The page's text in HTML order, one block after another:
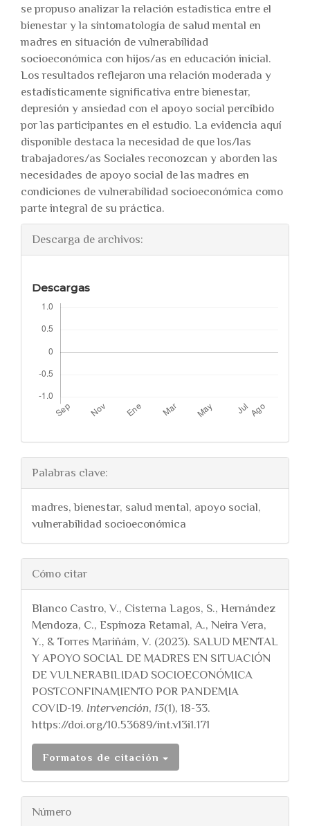
se propuso analizar la relación estadística entre el
bienestar y la sintomatología de salud mental en
madres en situación de vulnerabilidad
socioeconómica con hijos/as en educación inicial.
Los resultados reflejaron una relación moderada y
estadísticamente significativa entre bienestar,
depresión y ansiedad con el apoyo social percibido
por las participantes en el estudio. La evidencia aquí
disponible destaca la necesidad de que los/las
trabajadores/as Sociales reconozcan y aborden las
necesidades de apoyo social de las madres en
condiciones de vulnerabilidad socioeconómica como
parte integral de su práctica.
Descarga de archivos:
Descargas
Palabras clave:
madres, bienestar, salud mental, apoyo social,
vulnerabilidad socioeconómica
Cómo citar
Blanco Castro, V., Cisterna Lagos, S., Hernández
Mendoza, C., Espinoza Retamal, A., Neira Vera,
Y., & Torres Mariñám, V. (2023). SALUD MENTAL
Y APOYO SOCIAL DE MADRES EN SITUACIÓN
DE VULNERABILIDAD SOCIOECONÓMICA
POSTCONFINAMIENTO POR PANDEMIA
COVID-19. Intervención, 13(1), 18-33.
https://doi.org/10.53689/int.v13i1.171
Formatos de citación
Número